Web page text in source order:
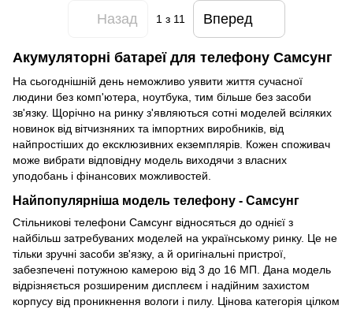
Назад 1 з 11 Вперед
Акумуляторні батареї для телефону Самсунг
На сьогоднішній день неможливо уявити життя сучасної
людини без комп'ютера, ноутбука, тим більше без засоби
зв'язку. Щорічно на ринку з'являються сотні моделей всіляких
новинок від вітчизняних та імпортних виробників, від
найпростіших до ексклюзивних екземплярів. Кожен споживач
може вибрати відповідну модель виходячи з власних
уподобань і фінансових можливостей.
Найпопулярніша модель телефону - Самсунг
Стільникові телефони Самсунг відносяться до однієї з
найбільш затребуваних моделей на українському ринку. Це не
тільки зручні засоби зв'язку, а й оригінальні пристрої,
забезпечені потужною камерою від 3 до 16 МП. Дана модель
відрізняється розширеним дисплеєм і надійним захистом
корпусу від проникнення вологи і пилу. Цінова категорія цілком